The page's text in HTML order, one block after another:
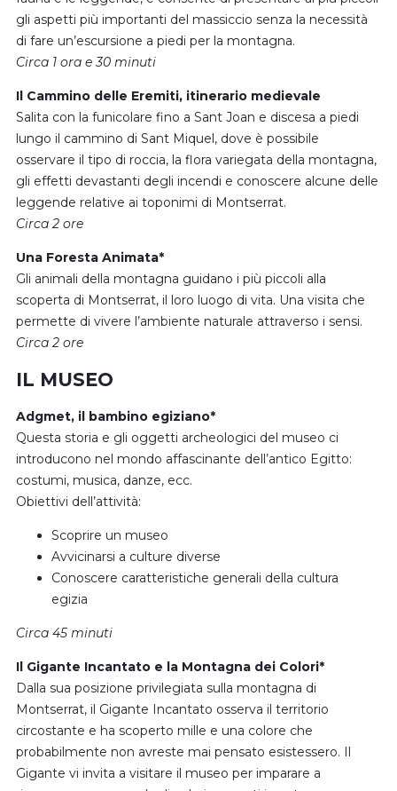
gli aspetti più importanti del massiccio senza la necessità
di fare un’escursione a piedi per la montagna.
Circa 1 ora e 30 minuti
Il Cammino delle Eremiti, itinerario medievale
Salita con la funicolare fino a Sant Joan e discesa a piedi
lungo il cammino di Sant Miquel, dove è possibile
osservare il tipo di roccia, la flora variegata della montagna,
gli effetti devastanti degli incendi e conoscere alcune delle
leggende relative ai toponimi di Montserrat.
Circa 2 ore
Una Foresta Animata*
Gli animali della montagna guidano i più piccoli alla
scoperta di Montserrat, il loro luogo di vita. Una visita che
permette di vivere l’ambiente naturale attraverso i sensi.
Circa 2 ore
IL MUSEO
Adgmet, il bambino egiziano*
Questa storia e gli oggetti archeologici del museo ci
introducono nel mondo affascinante dell’antico Egitto:
costumi, musica, danze, ecc.
Obiettivi dell’attività:
Scoprire un museo
Avvicinarsi a culture diverse
Conoscere caratteristiche generali della cultura
egizia
Circa 45 minuti
Il Gigante Incantato e la Montagna dei Colori*
Dalla sua posizione privilegiata sulla montagna di
Montserrat, il Gigante Incantato osserva il territorio
circostante e ha scoperto mille e una colore che
probabilmente non avreste mai pensato esistessero. Il
Gigante vi invita a visitare il museo per imparare a